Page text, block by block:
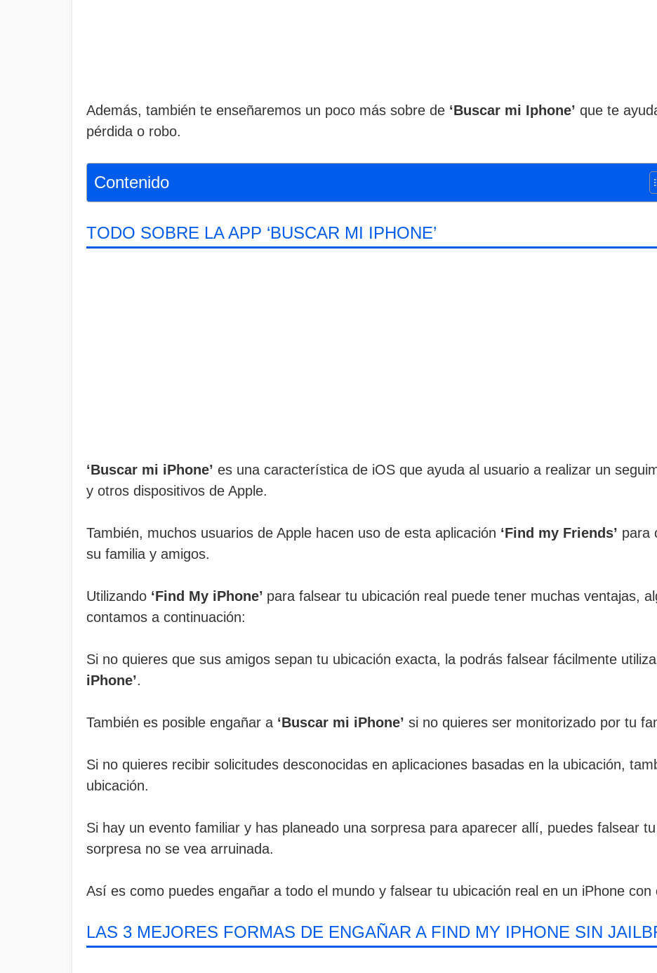
Además, también te enseñaremos un poco más sobre de ‘Buscar mi Iphone’ que te
pérdida o robo.
Contenido
TODO SOBRE LA APP ‘BUSCAR MI IPHONE’
‘Buscar mi iPhone’ es una característica de iOS que ayuda al usuario a realizar un
y otros dispositivos de Apple.
También, muchos usuarios de Apple hacen uso de esta aplicación ‘Find my Friends’ para
su familia y amigos.
Utilizando ‘Find My iPhone’ para falsear tu ubicación real puede tener muchas ventajas,
contamos a continuación:
Si no quieres que sus amigos sepan tu ubicación exacta, la podrás falsear fácilmente
iPhone’.
También es posible engañar a ‘Buscar mi iPhone’ si no quieres ser monitorizado por tu
Si no quieres recibir solicitudes desconocidas en aplicaciones basadas en la ubicación,
ubicación.
Si hay un evento familiar y has planeado una sorpresa para aparecer allí, puedes falsear
sorpresa no se vea arruinada.
Así es como puedes engañar a todo el mundo y falsear tu ubicación real en un iPhone con
LAS 3 MEJORES FORMAS DE ENGAÑAR A FIND MY IPHONE SIN